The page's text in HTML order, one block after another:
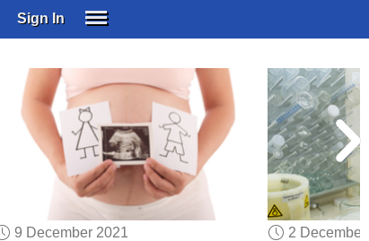
Sign In
SUBSCRIBE
EDUCATIONAL LICENSES
GIFT CARDS
OTHER LANGUAGES
ABOUT US
ALEXA
9 December 2021
2